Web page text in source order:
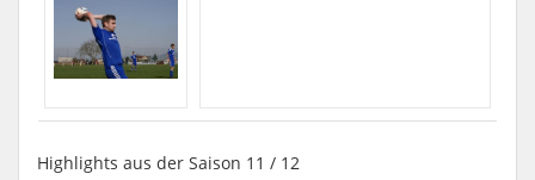
Highlights aus der Saison 11 / 12